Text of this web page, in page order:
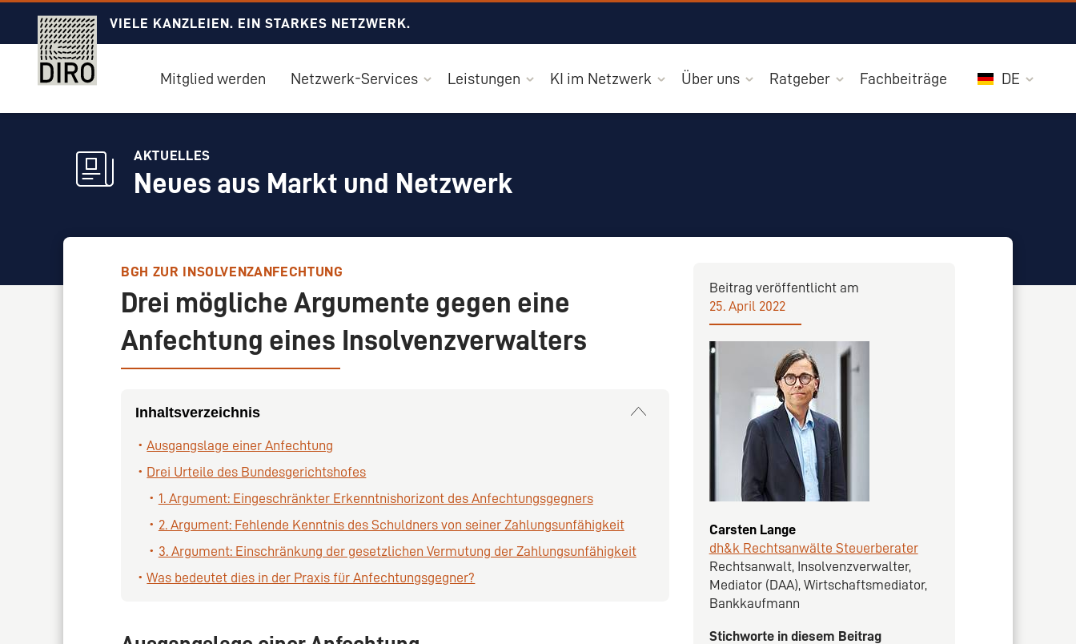
VIELE KANZLEIEN. EIN STARKES NETZWERK.
Mitglied werden Netzwerk-Services Leistungen KI im Netzwerk Über uns Ratgeber Fachbeiträge DE
AKTUELLES
Neues aus Markt und Netzwerk
BGH ZUR INSOLVENZANFECHTUNG
Drei mögliche Argumente gegen eine
Anfechtung eines Insolvenzverwalters
Inhaltsverzeichnis
Ausgangslage einer Anfechtung
Drei Urteile des Bundesgerichtshofes
1. Argument: Eingeschränkter Erkenntnishorizont des Anfechtungsgegners
2. Argument: Fehlende Kenntnis des Schuldners von seiner Zahlungsunfähigkeit
3. Argument: Einschränkung der gesetzlichen Vermutung der Zahlungsunfähigkeit
Was bedeutet dies in der Praxis für Anfechtungsgegner?
Beitrag veröffentlicht am
25. April 2022
Carsten Lange
dh&k Rechtsanwälte Steuerberater
Rechtsanwalt, Insolvenzverwalter,
Mediator (DAA), Wirtschaftsmediator,
Bankkaufmann
Stichworte in diesem Beitrag